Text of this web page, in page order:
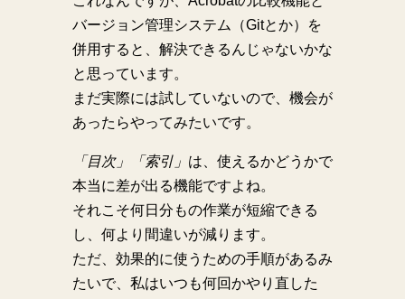
バージョン管理システム（Gitとか）を
併用すると、解決できるんじゃないかな
と思っています。
まだ実際には試していないので、機会が
あったらやってみたいです。
「目次」「索引」 は、使えるかどうかで
本当に差が出る機能ですよね。
それこそ何日分もの作業が短縮できる
し、何より間違いが減ります。
ただ、効果的に使うための手順があるみ
たいで、私はいつも何回かやり直した